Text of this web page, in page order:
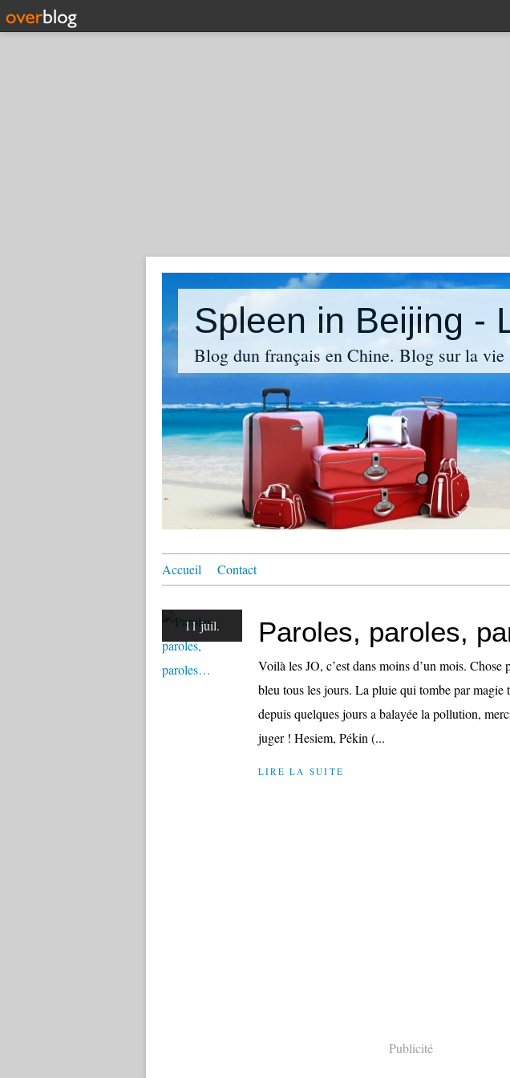
Spleen in Beijing -
Blog dun français en Chine. Blog sur la
Accueil Contact
11 juil. Paroles, paroles,
Voilà les JO, c’est dans moins d’un mois. Chose
bleu tous les jours. La pluie qui tombe par magie
depuis quelques jours a balayée la pollution,
juger ! Hesiem, Pékin (...
LIRE LA SUITE
Publicité